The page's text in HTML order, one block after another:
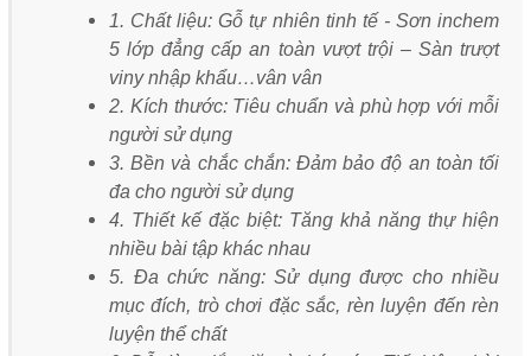
1. Chất liệu: Gỗ tự nhiên tinh tế - Sơn inchem
5 lớp đẳng cấp an toàn vượt trội – Sàn trượt
viny nhập khẩu…vân vân
2. Kích thước: Tiêu chuẩn và phù hợp với mỗi
người sử dụng
3. Bền và chắc chắn: Đảm bảo độ an toàn tối
đa cho người sử dụng
4. Thiết kế đặc biệt: Tăng khả năng thự hiện
nhiều bài tập khác nhau
5. Đa chức năng: Sử dụng được cho nhiều
mục đích, trò chơi đặc sắc, rèn luyện đến rèn
luyện thể chất